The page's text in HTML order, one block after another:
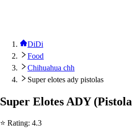
DiDi
Food
Chihuahua chh
Super elotes ady pistolas
Super Elotes ADY (Pistola
⭐ Rating: 4.3